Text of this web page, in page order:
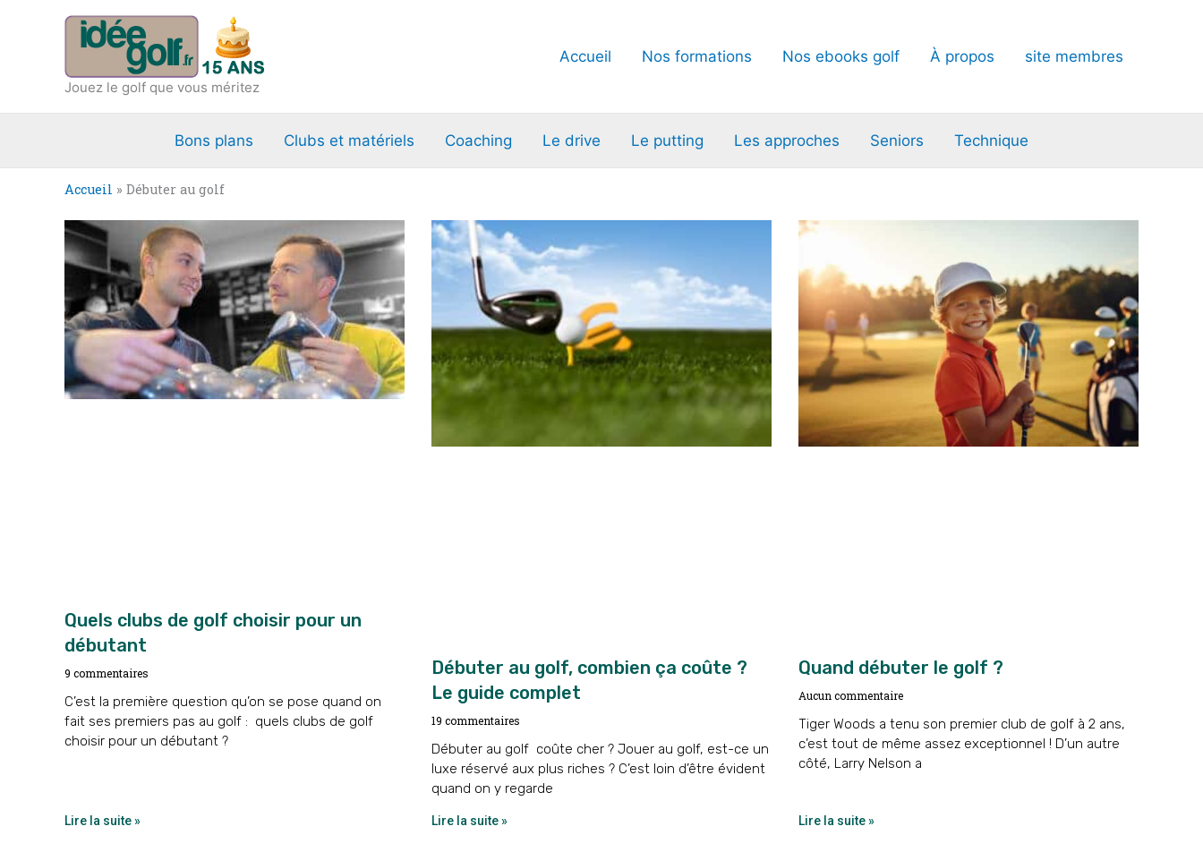
Jouez le golf que vous méritez
Accueil Nos formations Nos ebooks golf À propos site membres
Bons plans Clubs et matériels Coaching Le drive Le putting Les approches Seniors Technique
Accueil » Débuter au golf
Quels clubs de golf choisir pour un
débutant
9 commentaires
C’est la première question qu’on se pose quand on
fait ses premiers pas au golf : quels clubs de golf
choisir pour un débutant ?
Lire la suite »
Débuter au golf, combien ça coûte ?
Le guide complet
19 commentaires
Débuter au golf coûte cher ? Jouer au golf, est-ce un
luxe réservé aux plus riches ? C’est loin d’être évident
quand on y regarde
Lire la suite »
Quand débuter le golf ?
Aucun commentaire
Tiger Woods a tenu son premier club de golf à 2 ans,
c’est tout de même assez exceptionnel ! D’un autre
côté, Larry Nelson a
Lire la suite »